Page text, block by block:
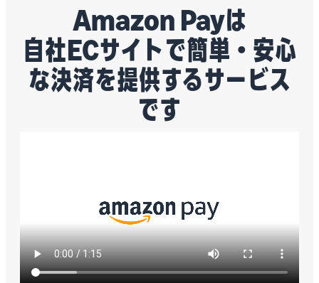
Amazon Payは
自社ECサイトで簡単・安心
な決済を提供するサービス
です